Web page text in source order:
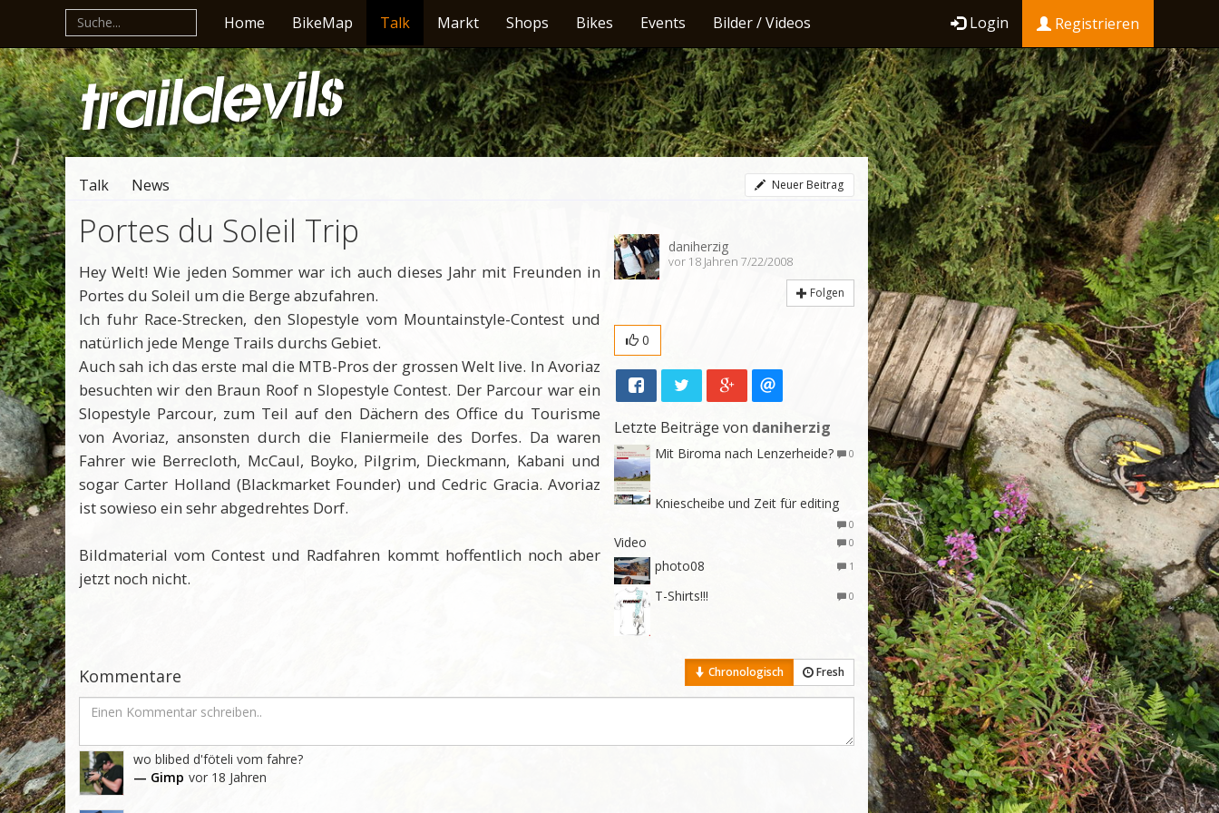
Home BikeMap Talk Markt Shops Bikes Events Bilder / Videos Login Registrieren
Talk News Neuer Beitrag
Portes du Soleil Trip
Hey Welt! Wie jeden Sommer war ich auch dieses Jahr mit Freunden in
Portes du Soleil um die Berge abzufahren.
Ich fuhr Race-Strecken, den Slopestyle vom Mountainstyle-Contest und
natürlich jede Menge Trails durchs Gebiet.
Auch sah ich das erste mal die MTB-Pros der grossen Welt live. In Avoriaz
besuchten wir den Braun Roof n Slopestyle Contest. Der Parcour war ein
Slopestyle Parcour, zum Teil auf den Dächern des Office du Tourisme
von Avoriaz, ansonsten durch die Flaniermeile des Dorfes. Da waren
Fahrer wie Berrecloth, McCaul, Boyko, Pilgrim, Dieckmann, Kabani und
sogar Carter Holland (Blackmarket Founder) und Cedric Gracia. Avoriaz
ist sowieso ein sehr abgedrehtes Dorf.
Bildmaterial vom Contest und Radfahren kommt hoffentlich noch aber
jetzt noch nicht.
daniherzig
vor 18 Jahren 7/22/2008
Folgen
0
Letzte Beiträge von daniherzig
Mit Biroma nach Lenzerheide? 0
Kniescheibe und Zeit für editing
0
Video 0
photo08 1
T-Shirts!!! 0
Kommentare Chronologisch Fresh
wo blibed d'föteli vom fahre?
— Gimp vor 18 Jahren